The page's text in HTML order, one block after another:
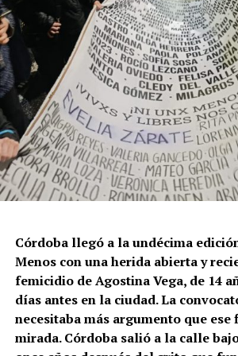
Córdoba llegó a la undécima
Menos con una herida abierta y
femicidio de Agostina Vega, de 14
días antes en la ciudad. La
necesitaba más argumento que
mirada. Córdoba salió a la calle